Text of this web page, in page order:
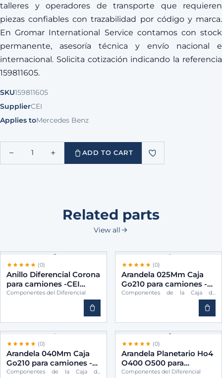
talleres y operadores de transporte que requieren
piezas confiables con trazabilidad por código y marca.
En Gromar International Service contamos con stock
permanente, asesoría técnica y envío nacional e
internacional. Solicita cotización indicando la referencia
159811605.
SKU159811605
SupplierCEI
Applies toMercedes Benz
− 1 + ADD TO CART
Related parts
View all
(0)
Anillo Diferencial Corona
para camiones -CEI
6153530325
Componentes del Diferencial
(0)
Arandela 025Mm Caja
Go210 para camiones -
CEI 3892623055
Componentes de la Caja de
(0)
Arandela 040Mm Caja
Go210 para camiones -
CEI 3892623555
Componentes de la Caja de
(0)
Arandela Planetario Ho4
O400 O500 para
camiones -CEI
Componentes del Diferencial